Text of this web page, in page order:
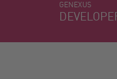
GENEXUS